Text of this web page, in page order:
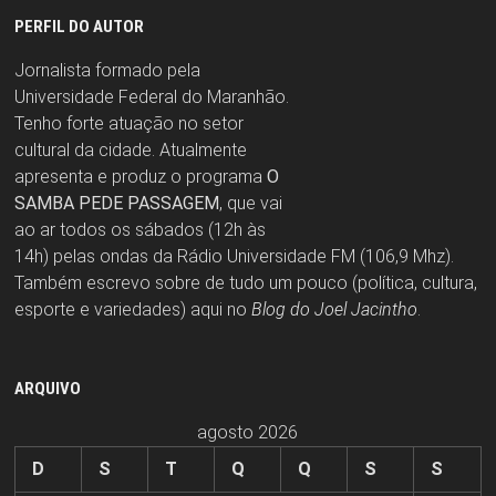
PERFIL DO AUTOR
Jornalista formado pela
Universidade Federal do Maranhão.
Tenho forte atuação no setor
cultural da cidade. Atualmente
apresenta e produz o programa O
SAMBA PEDE PASSAGEM, que vai
ao ar todos os sábados (12h às
14h) pelas ondas da Rádio Universidade FM (106,9 Mhz).
Também escrevo sobre de tudo um pouco (política, cultura,
esporte e variedades) aqui no Blog do Joel Jacintho.
ARQUIVO
agosto 2026
D
S T Q Q S S